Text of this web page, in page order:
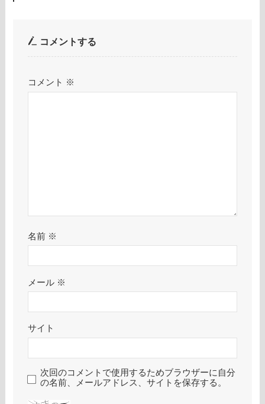
コメントする
コメント ※
名前 ※
メール ※
サイト
次回のコメントで使用するためブラウザーに自分
の名前、メールアドレス、サイトを保存する。